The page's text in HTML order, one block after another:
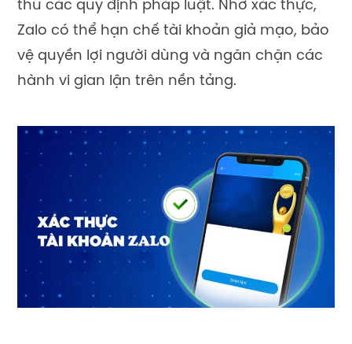
thủ các quy định pháp luật. Nhờ xác thực,
Zalo có thể hạn chế tài khoản giả mạo, bảo
vệ quyền lợi người dùng và ngăn chặn các
hành vi gian lận trên nền tảng.